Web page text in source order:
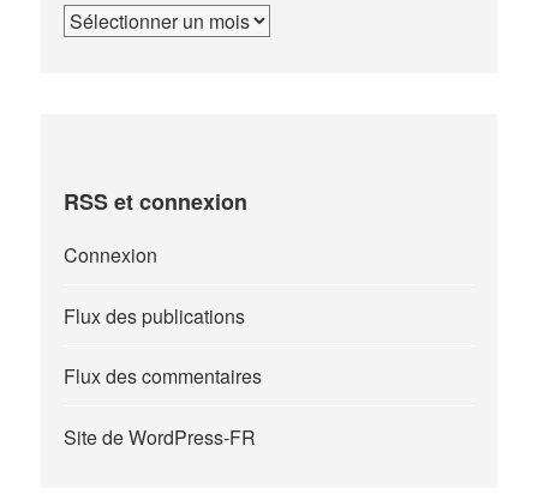
Archives
RSS et connexion
Connexion
Flux des publications
Flux des commentaires
Site de WordPress-FR